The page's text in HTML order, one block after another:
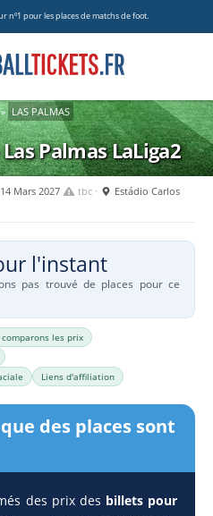
nº1 pour les places de matchs de foot.
LAS PALMAS
PalmasLaLiga2
Mars 2027 tbc
Estádio Carlos
l'instant
pas trouvé de places pour ce
les prix
Liens d'affiliation
des places sont
des prix des billets pour